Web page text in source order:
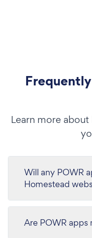
Learn more
Will any POWR
Homestead
Are POWR